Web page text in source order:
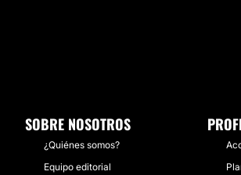
SOBRE NOSOTROS
¿Quiénes somos?
Equipo editorial